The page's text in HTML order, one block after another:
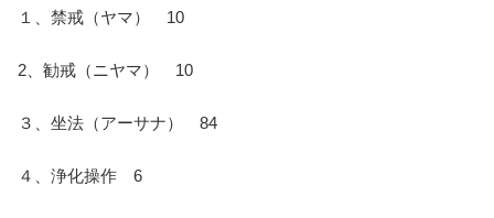
１、禁戒（ヤマ） 10
2、勧戒（ニヤマ） 10
３、坐法（アーサナ） 84
４、浄化操作 6